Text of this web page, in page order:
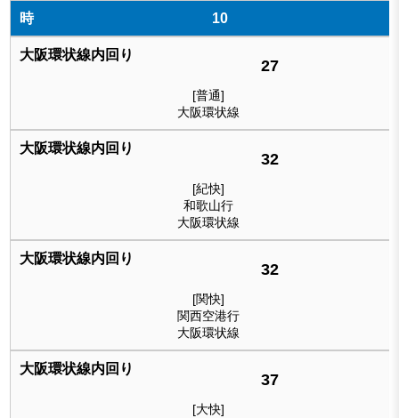
10
27
[普通]
大阪環状線
32
[紀快]
和歌山行
大阪環状線
32
[関快]
関西空港行
大阪環状線
37
[大快]